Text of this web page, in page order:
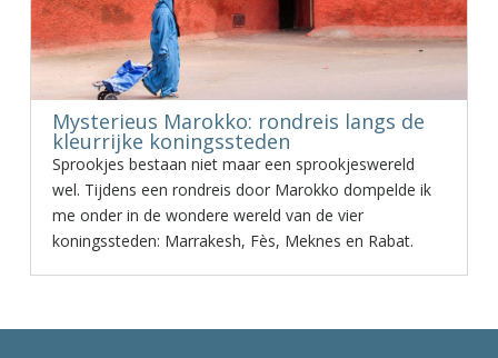
Mysterieus Marokko: rondreis langs de
kleurrijke koningssteden
Sprookjes bestaan niet maar een sprookjeswereld
wel. Tijdens een rondreis door Marokko dompelde ik
me onder in de wondere wereld van de vier
koningssteden: Marrakesh, Fès, Meknes en Rabat.